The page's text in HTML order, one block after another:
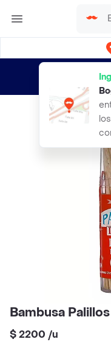
envíos
Bambusa
$ 2200 /u